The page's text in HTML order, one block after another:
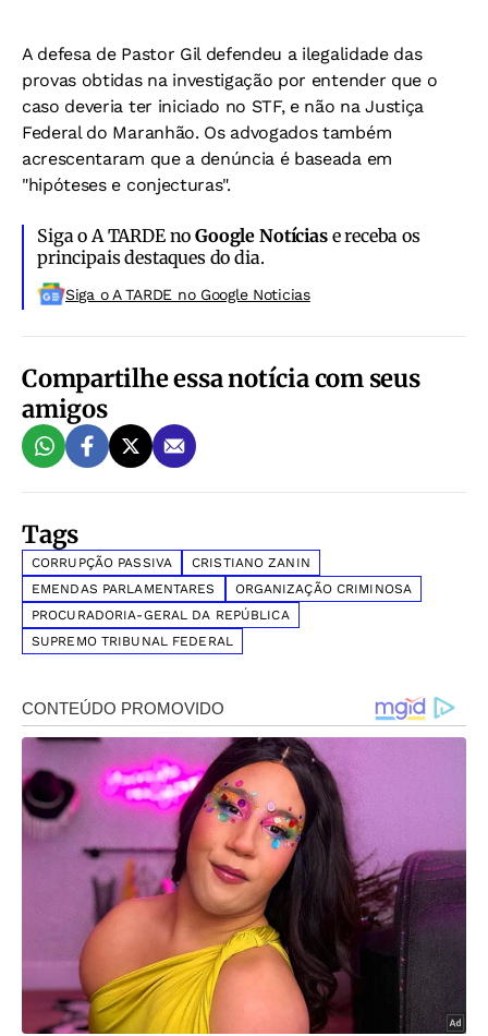
A defesa de Pastor Gil defendeu a ilegalidade das
provas obtidas na investigação por entender que o
caso deveria ter iniciado no STF, e não na Justiça
Federal do Maranhão. Os advogados também
acrescentaram que a denúncia é baseada em
"hipóteses e conjecturas".
Siga o A TARDE noGoogle Notíciase receba os
principais destaques do dia.
Siga o A TARDE no Google Noticias
Compartilhe essa notícia com seus
amigos
Tags
CORRUPÇÃO PASSIVA
CRISTIANO ZANIN
EMENDAS PARLAMENTARES
ORGANIZAÇÃO CRIMINOSA
PROCURADORIA-GERAL DA REPÚBLICA
SUPREMO TRIBUNAL FEDERAL